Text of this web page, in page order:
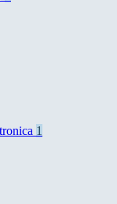
1